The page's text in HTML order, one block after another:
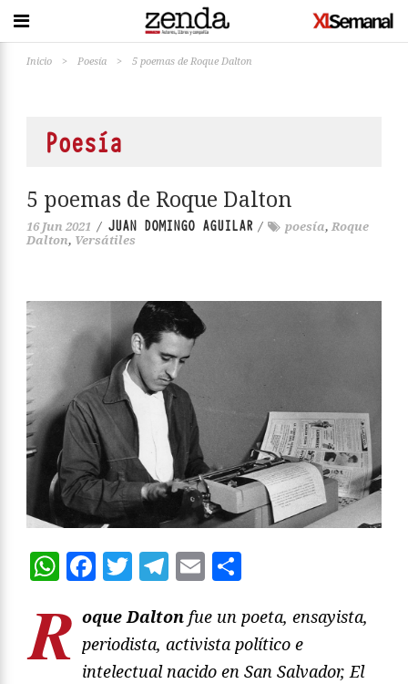
Inicio > Poesía > 5 poemas de Roque Dalton
Poesía
5 poemas de Roque Dalton
16 Jun 2021 / JUAN DOMINGO AGUILAR / poesía, Roque
Dalton, Versátiles
WhatsApp
Facebook
Twitter
Telegram
Email
R oque Dalton fue un poeta, ensayista,
periodista, activista político e
intelectual nacido en San Salvador, El